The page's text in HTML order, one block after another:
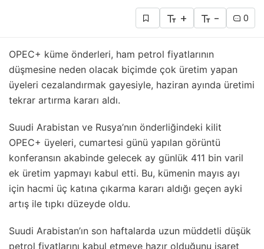
+ - 0
OPEC+ küme önderleri, ham petrol fiyatlarının
düşmesine neden olacak biçimde çok üretim yapan
üyeleri cezalandırmak gayesiyle, haziran ayında üretimi
tekrar artırma kararı aldı.
Suudi Arabistan ve Rusya’nın önderliğindeki kilit
OPEC+ üyeleri, cumartesi günü yapılan görüntü
konferansın akabinde gelecek ay günlük 411 bin varil
ek üretim yapmayı kabul etti. Bu, kümenin mayıs ayı
için hacmi üç katına çıkarma kararı aldığı geçen ayki
artış ile tıpkı düzeyde oldu.
Suudi Arabistan’ın son haftalarda uzun müddetli düşük
petrol fiyatlarını kabul etmeye hazır olduğunu işaret